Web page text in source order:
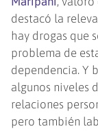
destacó la
hay drogas que
problema de
dependencia. Y
algunos niveles
relaciones
pero también